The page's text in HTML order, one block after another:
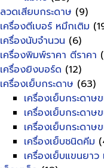
ลวดเสียบกระดาษ (9)
เครื่องตีเบอร์ หมึกเติม
เครื่องนับจำนวน (6)
เครื่องพิมพ์ราคา ตีราคา
เครื่องยิงบอร์ด (12)
เครื่องเย็บกระดาษ (63)
เครื่องเย็บกระดา
เครื่องเย็บกระดา
เครื่องเย็บกระดา
เครื่องเย็บชนิดคีม
เครื่องเย็บแขนยา